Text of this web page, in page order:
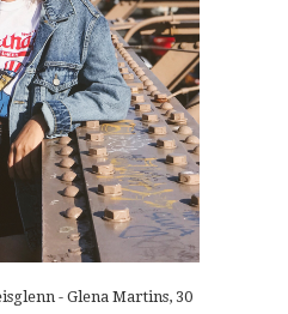
- Glena Martins, 30